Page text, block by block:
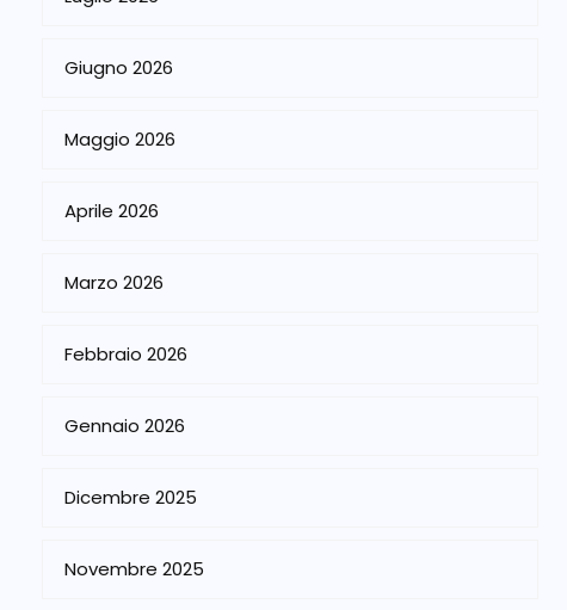
Giugno 2026
Maggio 2026
Aprile 2026
Marzo 2026
Febbraio 2026
Gennaio 2026
Dicembre 2025
Novembre 2025